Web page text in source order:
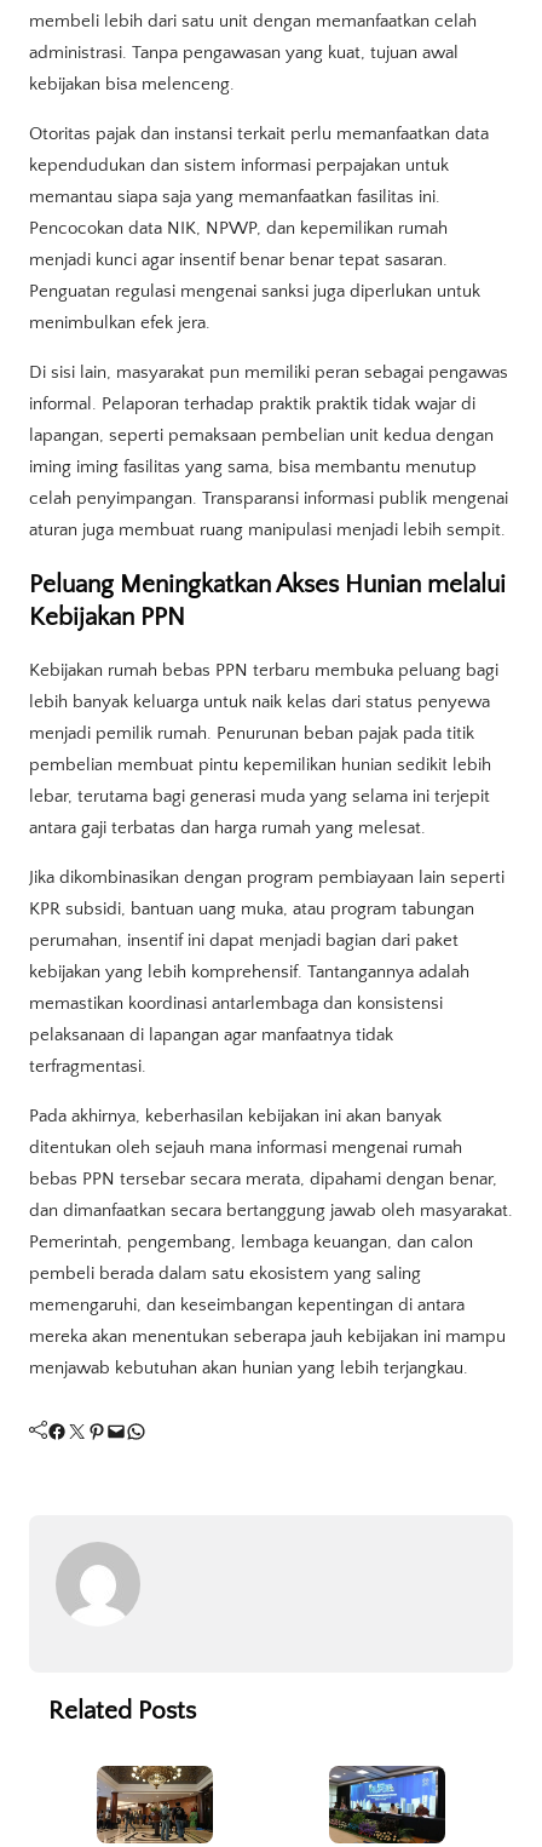
membeli lebih dari satu unit dengan memanfaatkan celah
administrasi. Tanpa pengawasan yang kuat, tujuan awal
kebijakan bisa melenceng.
Otoritas pajak dan instansi terkait perlu memanfaatkan data
kependudukan dan sistem informasi perpajakan untuk
memantau siapa saja yang memanfaatkan fasilitas ini.
Pencocokan data NIK, NPWP, dan kepemilikan rumah
menjadi kunci agar insentif benar benar tepat sasaran.
Penguatan regulasi mengenai sanksi juga diperlukan untuk
menimbulkan efek jera.
Di sisi lain, masyarakat pun memiliki peran sebagai pengawas
informal. Pelaporan terhadap praktik praktik tidak wajar di
lapangan, seperti pemaksaan pembelian unit kedua dengan
iming iming fasilitas yang sama, bisa membantu menutup
celah penyimpangan. Transparansi informasi publik mengenai
aturan juga membuat ruang manipulasi menjadi lebih sempit.
Peluang Meningkatkan Akses Hunian melalui
Kebijakan PPN
Kebijakan rumah bebas PPN terbaru membuka peluang bagi
lebih banyak keluarga untuk naik kelas dari status penyewa
menjadi pemilik rumah. Penurunan beban pajak pada titik
pembelian membuat pintu kepemilikan hunian sedikit lebih
lebar, terutama bagi generasi muda yang selama ini terjepit
antara gaji terbatas dan harga rumah yang melesat.
Jika dikombinasikan dengan program pembiayaan lain seperti
KPR subsidi, bantuan uang muka, atau program tabungan
perumahan, insentif ini dapat menjadi bagian dari paket
kebijakan yang lebih komprehensif. Tantangannya adalah
memastikan koordinasi antarlembaga dan konsistensi
pelaksanaan di lapangan agar manfaatnya tidak
terfragmentasi.
Pada akhirnya, keberhasilan kebijakan ini akan banyak
ditentukan oleh sejauh mana informasi mengenai rumah
bebas PPN tersebar secara merata, dipahami dengan benar,
dan dimanfaatkan secara bertanggung jawab oleh masyarakat.
Pemerintah, pengembang, lembaga keuangan, dan calon
pembeli berada dalam satu ekosistem yang saling
memengaruhi, dan keseimbangan kepentingan di antara
mereka akan menentukan seberapa jauh kebijakan ini mampu
menjawab kebutuhan akan hunian yang lebih terjangkau.
Facebook Twitter Pinterest Mail WhatsApp
Related Posts